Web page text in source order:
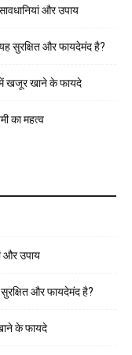
और उपाय
सुरक्षित और फायदेमंद है?
खजूर खाने के फायदे
का महत्व
और उपाय
और फायदेमंद है?
के फायदे